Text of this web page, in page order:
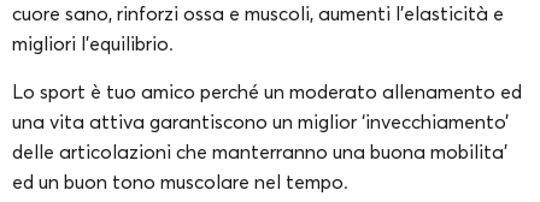
cuore sano, rinforzi ossa e muscoli, aumenti l’elasticità e
migliori l’equilibrio.
Lo sport è tuo amico perché un moderato allenamento ed
una vita attiva garantiscono un miglior ‘invecchiamento’
delle articolazioni che manterranno una buona mobilita’
ed un buon tono muscolare nel tempo.